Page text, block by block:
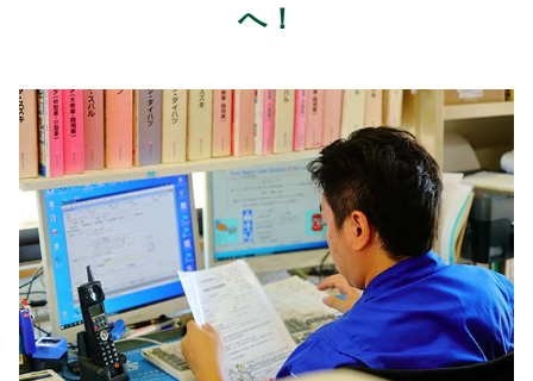
へ！